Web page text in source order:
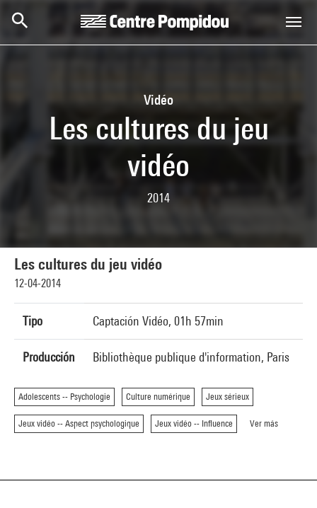
Vidéo
Les cultures du jeu
vidéo
2014
Les cultures du jeu vidéo
12-04-2014
Tipo Captación Vidéo, 01h 57min
Producción Bibliothèque publique d'information, Paris
Adolescents -- Psychologie Culture numérique Jeux sérieux
Jeux vidéo -- Aspect psychologique Jeux vidéo -- Influence Ver más